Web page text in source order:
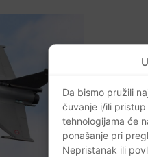
Da bismo pružili
čuvanje i/ili
tehnologijama će
ponašanje pri
Nepristanak ili